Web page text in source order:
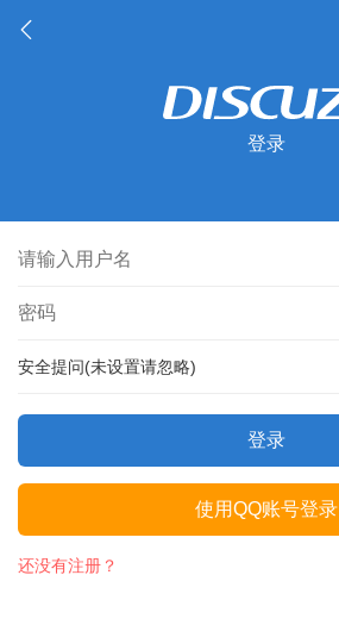
登录
安全提问(未设置请忽略)
登录
使用QQ账号登录
还没有注册？